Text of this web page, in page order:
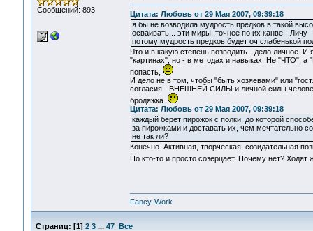
Сообщений: 893
Цитата: Любовь от 29 Мая 2007, 09:39:18
я бы не возводила мудрость предков в такой
осваивать... эти миры, точнее по их канве - Личу
потому мудрость предков будет оч слабенькой
Что и в какую степень возводить - дело личное. И
"картинах", но - в методах и навыках. Не "ЧТО", а
попасть,
И дело не в том, чтобы "быть хозяевами" или
согласия - ВНЕШНЕЙ СИЛЫ и личной силы
бродяжка.
Цитата: Любовь от 29 Мая 2007, 09:39:18
каждый берет пирожок с полки, до которой
за пирожками и доставать их, чем мечтательно
не так ли?
Конечно. Активная, творческая, созидательная
Но кто-то и просто созерцает. Почему нет?
Fancy-Work
Страниц: [1] 2 3 ... 47 Все